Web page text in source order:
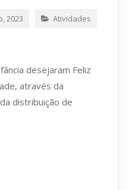
2023 Atividades
desejaram Feliz
através da
distribuição de